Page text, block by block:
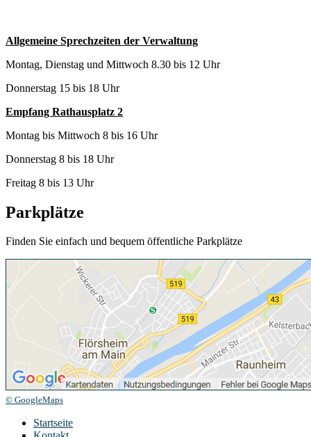
Allgemeine Sprechzeiten der Verwaltung
Montag, Dienstag und Mittwoch 8.30 bis 12 Uhr
Donnerstag 15 bis 18 Uhr
Empfang Rathausplatz 2
Montag bis Mittwoch 8 bis 16 Uhr
Donnerstag 8 bis 18 Uhr
Freitag 8 bis 13 Uhr
Parkplätze
Finden Sie einfach und bequem öffentliche Parkplätze
© GoogleMaps
Startseite